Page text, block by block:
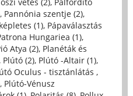
, Pannónia szentje (2),
(1), Pápaválasztás
Hungariea (1),
Atya (2), Planéták és
Plútó (2), Plútó -Altair (1),
Oculus - tisztánlátás ,
, Plútó-Vénusz